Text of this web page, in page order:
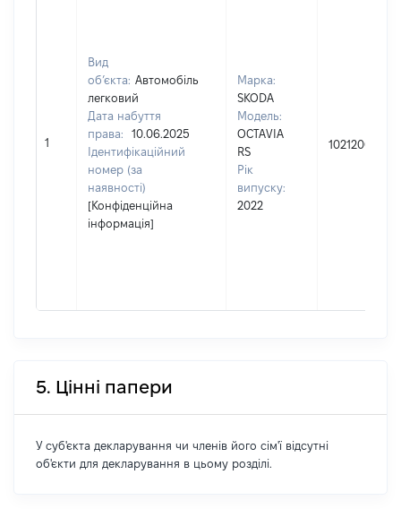
1
Вид
об’єкта: Автомобіль
легковий
Дата набуття
права:
10.06.2025
Ідентифікаційний
номер (за
наявності)
[Конфіденційна
інформація]
Марка:
SKODA
Модель:
OCTAVIA
RS
Рік
випуску:
2022
1021200
5. Цінні папери
У суб'єкта декларування чи членів його сім'ї відсутні
об'єкти для декларування в цьому розділі.